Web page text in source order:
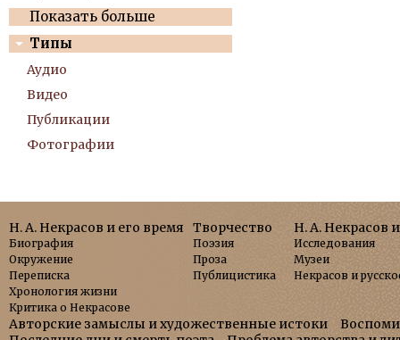
Показать больше
Типы
Аудио
Видео
Публикации
Фотографии
Н. А. Некрасов и его время
Биография
Окружение
Переписка
Хронология жизни
Критика о Некрасове
Творчество
Поэзия
Проза
Публицистика
Н. А. Некрасов
Исследования
Музеи
Некрасов и
Авторские замыслы и художественные истоки